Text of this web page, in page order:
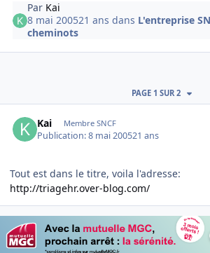
Par Kai
8 mai 200521 ans dans L'entreprise
cheminots
PAGE 1 SUR 2
Kai Membre SNCF
Publication:8 mai 200521 ans
Tout est dans le titre, voila l'adresse:
http://triagehr.over-blog.com/